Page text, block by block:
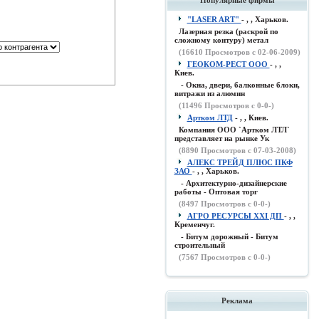
"LASER ART" - , , Харьков.
Лазерная резка (раскрой по
сложному контуру) метал
(16610 Просмотров с 02-06-2009)
ГЕОКОМ-РЕСТ ООО - , ,
Киев.
- Окна, двери, балконные блоки,
витражи из алюмин
(11496 Просмотров с 0-0-)
Артком ЛТД- , , Киев.
Компания ООО `Артком ЛТЛ`
представляет на рынке Ук
(8890 Просмотров с 07-03-2008)
АЛЕКС ТРЕЙД ПЛЮС ПКФ
ЗАО - , , Харьков.
- Архитектурно-дизайнерские
работы - Оптовая торг
(8497 Просмотров с 0-0-)
АГРО РЕСУРСЫ XXI ДП - , ,
Кременчуг.
- Битум дорожный - Битум
строительный
(7567 Просмотров с 0-0-)
Реклама